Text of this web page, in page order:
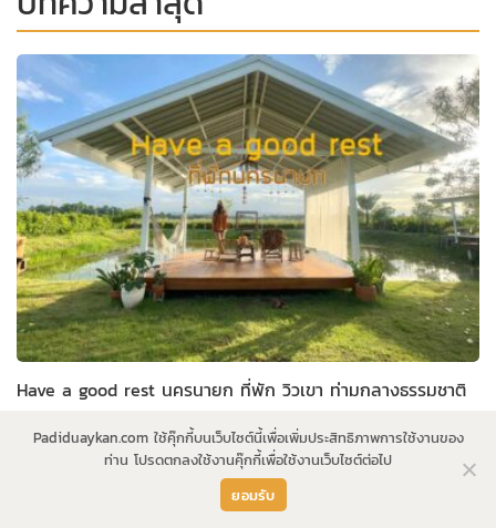
Have a good rest นครนายก ที่พัก วิวเขา ท่ามกลางธรรมชาติ
Padiduaykan.com ใช้คุ๊กกี้บนเว็บไซต์นี้เพื่อเพิ่มประสิทธิภาพการใช้งานของ
ท่าน โปรดตกลงใช้งานคุ๊กกี้เพื่อใช้งานเว็บไซต์ต่อไป
ยอมรับ